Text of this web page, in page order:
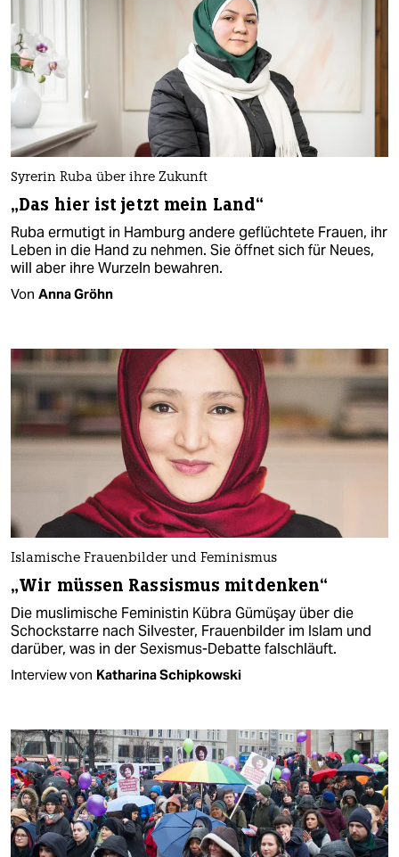
Syrerin Ruba über ihre Zukunft
„Das hier ist jetzt mein Land“
Ruba ermutigt in Hamburg andere geflüchtete Frauen, ihr
Leben in die Hand zu nehmen. Sie öffnet sich für Neues,
will aber ihre Wurzeln bewahren.
Von Anna Gröhn
Islamische Frauenbilder und Feminismus
„Wir müssen Rassismus mitdenken“
Die muslimische Feministin Kübra Gümüşay über die
Schockstarre nach Silvester, Frauenbilder im Islam und
darüber, was in der Sexismus-Debatte falschläuft.
Interview von Katharina Schipkowski